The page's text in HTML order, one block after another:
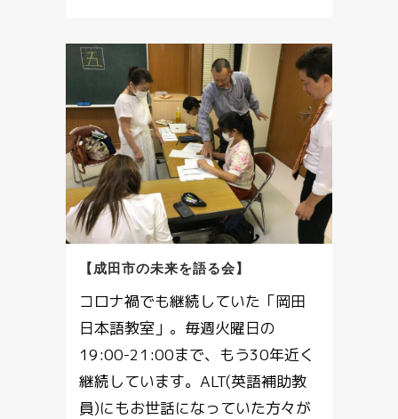
【成田市の未来を語る会】
コロナ禍でも継続していた「岡田
日本語教室」。毎週火曜日の
19:00-21:00まで、もう30年近く
継続しています。ALT(英語補助教
員)にもお世話になっていた方々が